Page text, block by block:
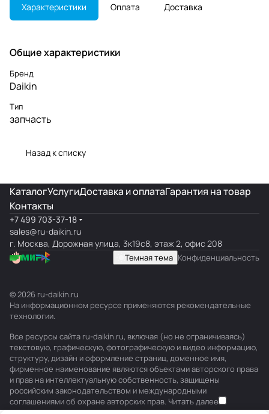
Характеристики Оплата Доставка
Общие характеристики
Бренд
Daikin
Тип
запчасть
Назад к списку
КаталогУслугиДоставка и оплатаГарантия на товар
Контакты
+7 499 703-37-18
sales@ru-daikin.ru
г. Москва, Дорожная улица, 3к19с8, этаж 2, офис 208
Темная тема Конфиденциальность
© 2026 ru-daikin.ru
На информационном ресурсе применяются рекомендательные
технологии.
Все ресурсы сайта ru-daikin.ru, включая (но не ограничиваясь)
текстовую, графическую, фотографическую и видео информацию,
структуру, дизайн и оформление страниц, доменное имя,
фирменное наименование являются объектами авторского права
и прав на интеллектуальную собственность, защищены
российским законодательством и международными
соглашениями об охране авторских прав. Читать далее